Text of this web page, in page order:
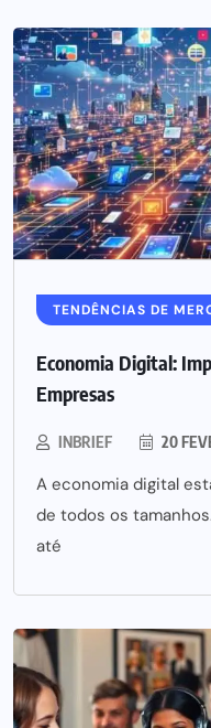
TENDÊNCIAS DE
Economia Digital:
Empresas
INBRIEF 20
A economia digital
de todos os
até